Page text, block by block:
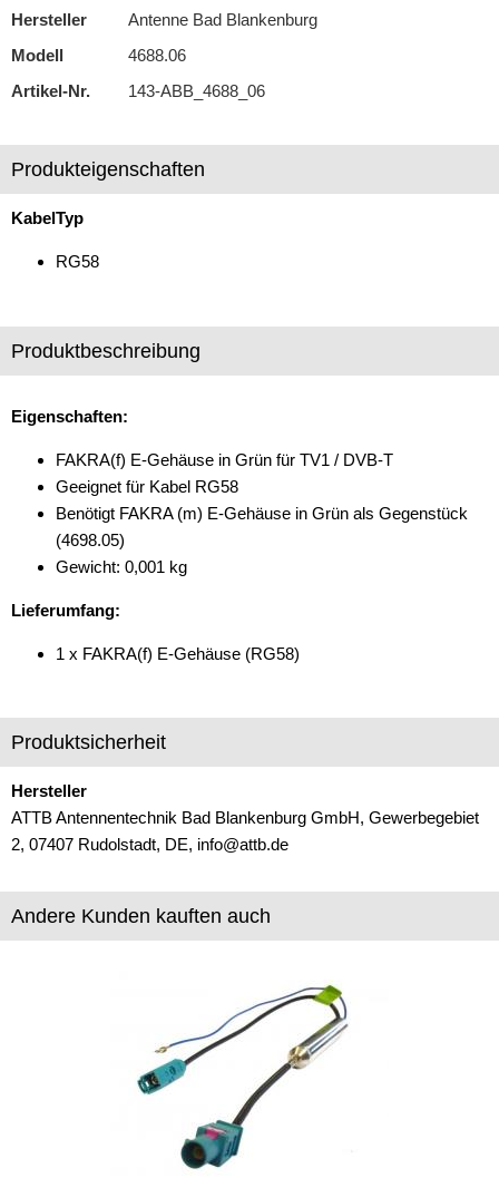
ISO (50 Ohm)
SMA
SMB
Antennenverstärker
Aux-In-Adapter
CAN-BUS-Adapter
DAB+
Entriegelung
Entstörmaterial
Ersatzteile
Freisprechadapter
Frequenzweichen
Handyhalterungen
Lautsprecheradapter
Lautsprecherringe
Hersteller
Antenne Bad Blankenburg
Modell
4688.06
Artikel-Nr.
143-ABB_4688_06
Produkteigenschaften
KabelTyp
RG58
Produktbeschreibung
Eigenschaften:
FAKRA(f) E-Gehäuse in Grün für TV1 / DVB-T
Geeignet für Kabel RG58
Benötigt FAKRA (m) E-Gehäuse in Grün als Gegenstück
(4698.05)
Gewicht: 0,001 kg
Lieferumfang:
1 x FAKRA(f) E-Gehäuse (RG58)
Produktsicherheit
Hersteller
ATTB Antennentechnik Bad Blankenburg GmbH, Gewerbegebiet
2, 07407 Rudolstadt, DE, info@attb.de
Andere Kunden kauften auch